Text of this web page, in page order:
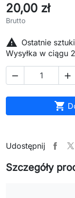
20,00 zł
Brutto
 Ostatnie
Wysyłka w ciągu
 

Udostępnij
Szczegóły